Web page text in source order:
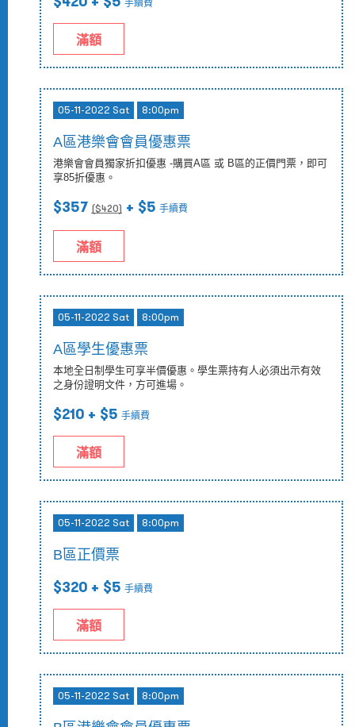
手續費
滿額
05-11-2022 Sat 8:00pm
A區港樂會會員優惠票
港樂會會員獨家折扣優惠 -購買A區 或 B區的正價門票，即可
享85折優惠。
$357 ($420) + $5 手續費
滿額
05-11-2022 Sat 8:00pm
A區學生優惠票
本地全日制學生可享半價優惠。學生票持有人必須出示有效
之身份證明文件，方可進場。
$210 + $5 手續費
滿額
05-11-2022 Sat 8:00pm
B區正價票
$320 + $5 手續費
滿額
05-11-2022 Sat 8:00pm